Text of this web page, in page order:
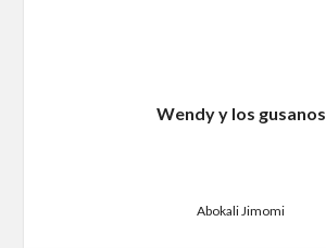
Wendy y los gusanos
Abokali Jimomi